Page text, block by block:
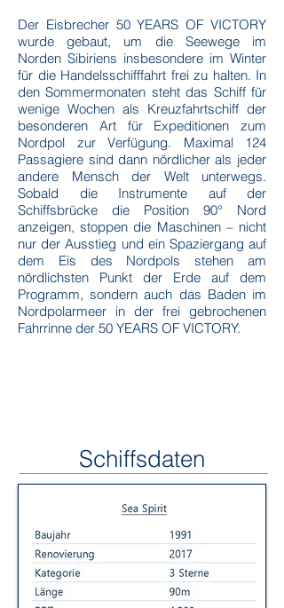
Der Eisbrecher 50 YEARS OF VICTORY
wurde gebaut, um die Seewege im
Norden Sibiriens insbesondere im Winter
für die Handelsschifffahrt frei zu halten. In
den Sommermonaten steht das Schiff für
wenige Wochen als Kreuzfahrtschiff der
besonderen Art für Expeditionen zum
Nordpol zur Verfügung. Maximal 124
Passagiere sind dann nördlicher als jeder
andere Mensch der Welt unterwegs.
Sobald die Instrumente auf der
Schiffsbrücke die Position 90° Nord
anzeigen, stoppen die Maschinen – nicht
nur der Ausstieg und ein Spaziergang auf
dem Eis des Nordpols stehen am
nördlichsten Punkt der Erde auf dem
Programm, sondern auch das Baden im
Nordpolarmeer in der frei gebrochenen
Fahrrinne der 50 YEARS OF VICTORY.
Schiffsdaten